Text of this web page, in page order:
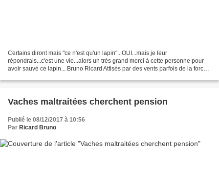
Certains diront mais "ce n'est qu'un lapin"...OUI...mais je leur
répondrais...c'est une vie...alors un très grand merci à cette personne pour
avoir sauvé ce lapin... Bruno Ricard Attisés par des vents parfois de la force
Vaches maltraitées cherchent pension
Publié le 08/12/2017 à 10:56
Par Ricard Bruno